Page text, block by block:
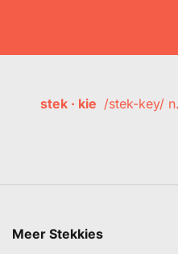
stek · kie /stek-key/
Meer Stekkies